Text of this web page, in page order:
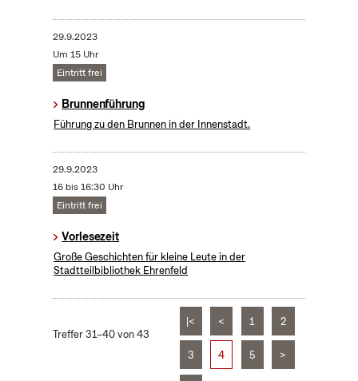
29.9.2023
Um 15 Uhr
Eintritt frei
Brunnenführung
Führung zu den Brunnen in der Innenstadt.
29.9.2023
16 bis 16:30 Uhr
Eintritt frei
Vorlesezeit
Große Geschichten für kleine Leute in der
Stadtteilbibliothek Ehrenfeld
Treffer 31–40 von 43
|< < 1 2
3 4 5 >